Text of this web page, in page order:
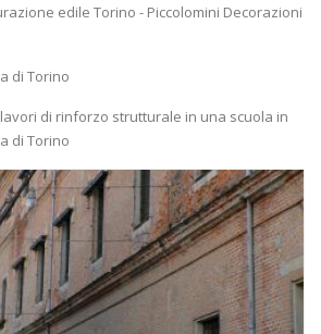
edile Torino - Piccolomini Decorazioni
di Torino
di rinforzo strutturale in una scuola in
di Torino